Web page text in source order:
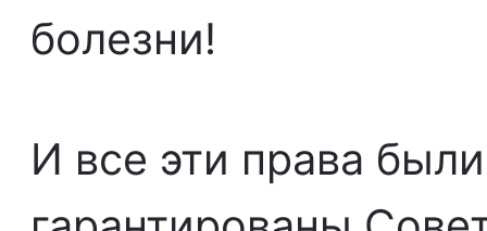
болезни!
И все эти права